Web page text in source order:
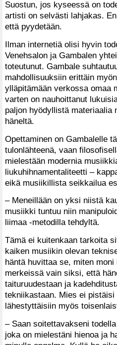
Suostun, jos kyseessä on
artisti on selvästi lahjakas.
että pyydetään.
Ilman internetiä olisi hyvin
Venehsalon ja Gambalen
toteutunut. Gambale
mahdollisuuksiin erittäin
ylläpitämään verkossa omaa
varten on nauhoittanut
paljon hyödyllistä materiaalia
häneltä.
Opettaminen on Gambalelle
tulonlähteenä, vaan
mielestään modernia
liukuhihnamentaliteetti –
eikä musiikillista seikkailua
– Meneillään on yksi niistä
musiikki tuntuu niin
liimaa -metodilla tehdyltä.
Tämä ei kuitenkaan tarkoita
kaiken musiikin olevan
häntä huvittaa se, miten
merkeissä vain siksi, että
taituruudestaan ja
tekniikastaan. Mies ei
lähestyttäisiin myös
– Saan soitettavakseni
joka on mielestäni hienoa ja